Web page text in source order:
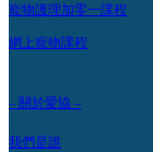
寵物護理加零一課程
網上寵物課程
– 關於愛協 –
我們是誰